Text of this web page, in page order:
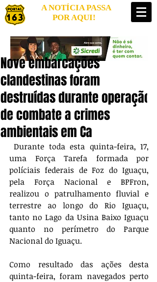
A NOTÍCIA PASSA
POR AQUI!
Nove embarcações
clandestinas foram
destruídas durante operação
de combate a crimes
ambientais em Ca
Durante toda esta quinta-feira, 17,
uma Força Tarefa formada por
políciais federais de Foz do Iguaçu,
pela Força Nacional e BPFron,
realizou o patrulhamento fluvial e
terrestre ao longo do Rio Iguaçu,
tanto no Lago da Usina Baixo Iguaçu
quanto no perímetro do Parque
Nacional do Iguaçu.
Como resultado das ações desta
quinta-feira, foram navegados perto